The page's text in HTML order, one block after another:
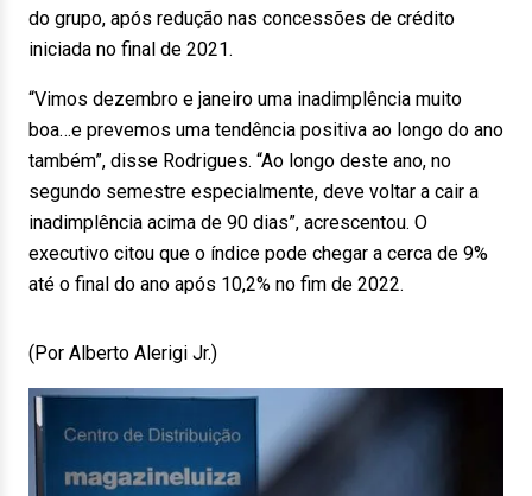
do grupo, após redução nas concessões de crédito
iniciada no final de 2021.
“Vimos dezembro e janeiro uma inadimplência muito
boa…e prevemos uma tendência positiva ao longo do ano
também”, disse Rodrigues. “Ao longo deste ano, no
segundo semestre especialmente, deve voltar a cair a
inadimplência acima de 90 dias”, acrescentou. O
executivo citou que o índice pode chegar a cerca de 9%
até o final do ano após 10,2% no fim de 2022.
(Por Alberto Alerigi Jr.)